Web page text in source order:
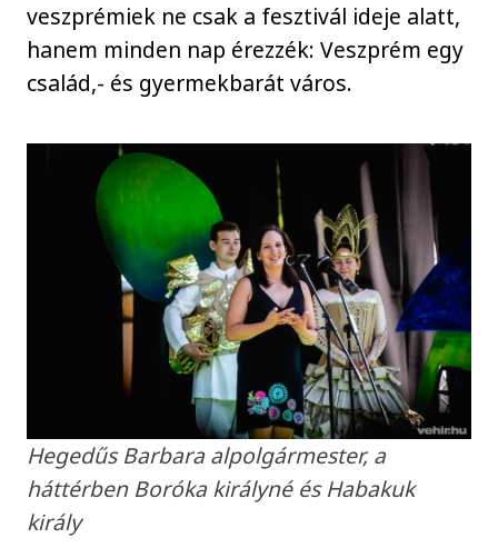
veszprémiek ne csak a fesztivál ideje alatt,
hanem minden nap érezzék: Veszprém egy
család,- és gyermekbarát város.
Hegedűs Barbara alpolgármester, a
háttérben Boróka királyné és Habakuk
király